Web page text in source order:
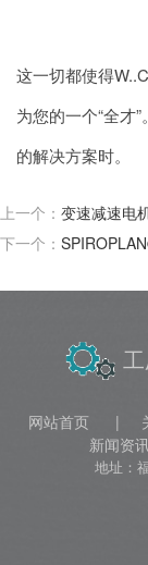
这一切都使得
为您的一个“全才
的解决方案时。
上一个： 变速减速电
下一个：
网站首页
新闻资
地址：